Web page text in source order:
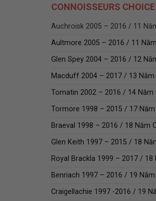
CONNOISSEURS
Auchroisk 2005 – 2016 / 11
Aultmore 2005 – 2016 / 11
Glen Spey 2004 – 2016 / 12
Macduff 2004 – 2017 / 13 Năm
Tomatin 2002 – 2016 / 14 Năm
Tormore 1998 – 2015 / 17 Năm
Braeval 1998 – 2016 / 18 Năm
Glen Keith 1997 – 2015 / 18
Royal Brackla 1999 – 2017 / 18
Benriach 1997 – 2016 / 19 Năm
Craigellachie 1997 -2016 / 19